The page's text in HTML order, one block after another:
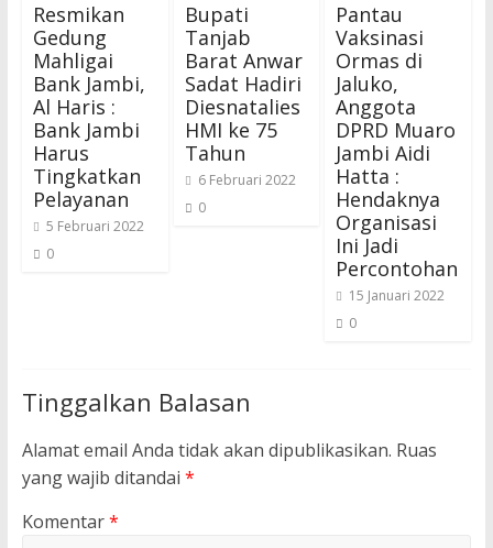
Resmikan
Gedung
Mahligai
Bank Jambi,
Al Haris :
Bank Jambi
Harus
Tingkatkan
Pelayanan
5 Februari 2022
0
Bupati
Tanjab
Barat Anwar
Sadat Hadiri
Diesnatalies
HMI ke 75
Tahun
6 Februari 2022
0
Pantau
Vaksinasi
Ormas di
Jaluko,
Anggota
DPRD Muaro
Jambi Aidi
Hatta :
Hendaknya
Organisasi
Ini Jadi
Percontohan
15 Januari 2022
0
Tinggalkan Balasan
Alamat email Anda tidak akan dipublikasikan. Ruas
yang wajib ditandai *
Komentar*